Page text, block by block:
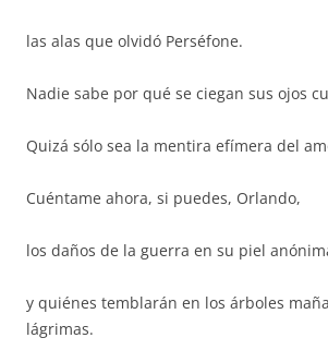
las alas que olvidó Perséfone.
Nadie sabe por qué se ciegan sus ojos
Quizá sólo sea la mentira efímera del
Cuéntame ahora, si puedes, Orlando,
los daños de la guerra en su piel
y quiénes temblarán en los árboles
lágrimas.